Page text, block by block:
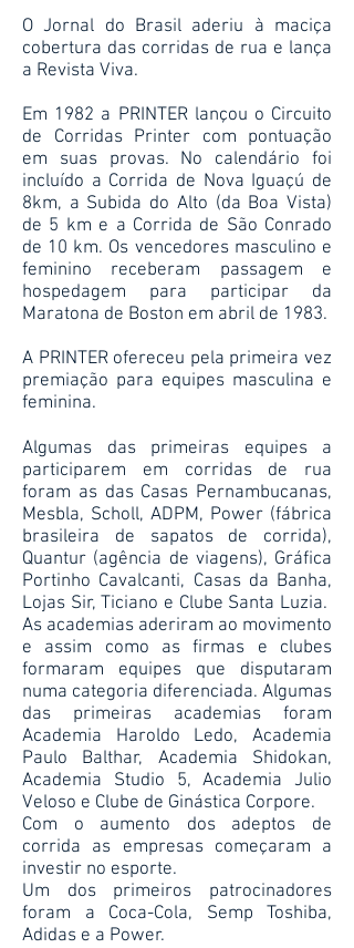
O Jornal do Brasil aderiu à maciça
cobertura das corridas de rua e lança
a Revista Viva.
Em 1982 a PRINTER lançou o Circuito
de Corridas Printer com pontuação
em suas provas. No calendário foi
incluído a Corrida de Nova Iguaçú de
8km, a Subida do Alto (da Boa Vista)
de 5 km e a Corrida de São Conrado
de 10 km. Os vencedores masculino e
feminino receberam passagem e
hospedagem para participar da
Maratona de Boston em abril de 1983.
A PRINTER ofereceu pela primeira vez
premiação para equipes masculina e
feminina.
Algumas das primeiras equipes a
participarem em corridas de rua
foram as das Casas Pernambucanas,
Mesbla, Scholl, ADPM, Power (fábrica
brasileira de sapatos de corrida),
Quantur (agência de viagens), Gráfica
Portinho Cavalcanti, Casas da Banha,
Lojas Sir, Ticiano e Clube Santa Luzia.
As academias aderiram ao movimento
e assim como as firmas e clubes
formaram equipes que disputaram
numa categoria diferenciada. Algumas
das primeiras academias foram
Academia Haroldo Ledo, Academia
Paulo Balthar, Academia Shidokan,
Academia Studio 5, Academia Julio
Veloso e Clube de Ginástica Corpore.
Com o aumento dos adeptos de
corrida as empresas começaram a
investir no esporte.
Um dos primeiros patrocinadores
foram a Coca-Cola, Semp Toshiba,
Adidas e a Power.